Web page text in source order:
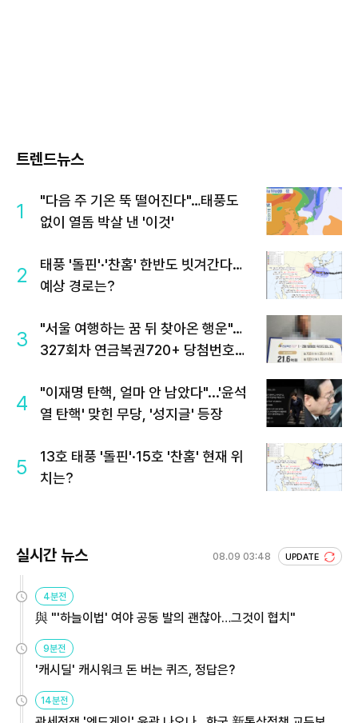
트렌드뉴스
1
"다음 주 기온 뚝 떨어진다"…태풍도
없이 열돔 박살 낸 '이것'
2
태풍 '돌핀'·'찬홈' 한반도 빗겨간다…
예상 경로는?
3
"서울 여행하는 꿈 뒤 찾아온 행운"…
327회차 연금복권720+ 당첨번호조
4
"이재명 탄핵, 얼마 안 남았다"...'윤석
열 탄핵' 맞힌 무당, '성지글' 등장
5
13호 태풍 '돌핀'·15호 '찬홈' 현재 위
치는?
실시간 뉴스 08.09 03:48 UPDATE
4분전
與 "'하늘이법' 여야 공동 발의 괜찮아…그것이 협치"
9분전
'캐시딜' 캐시워크 돈 버는 퀴즈, 정답은?
14분전